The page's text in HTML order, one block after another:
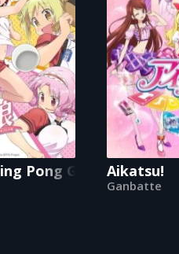
Pong Girls Aikatsu!
Ganbatte